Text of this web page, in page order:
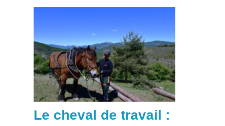
Le cheval de travail :